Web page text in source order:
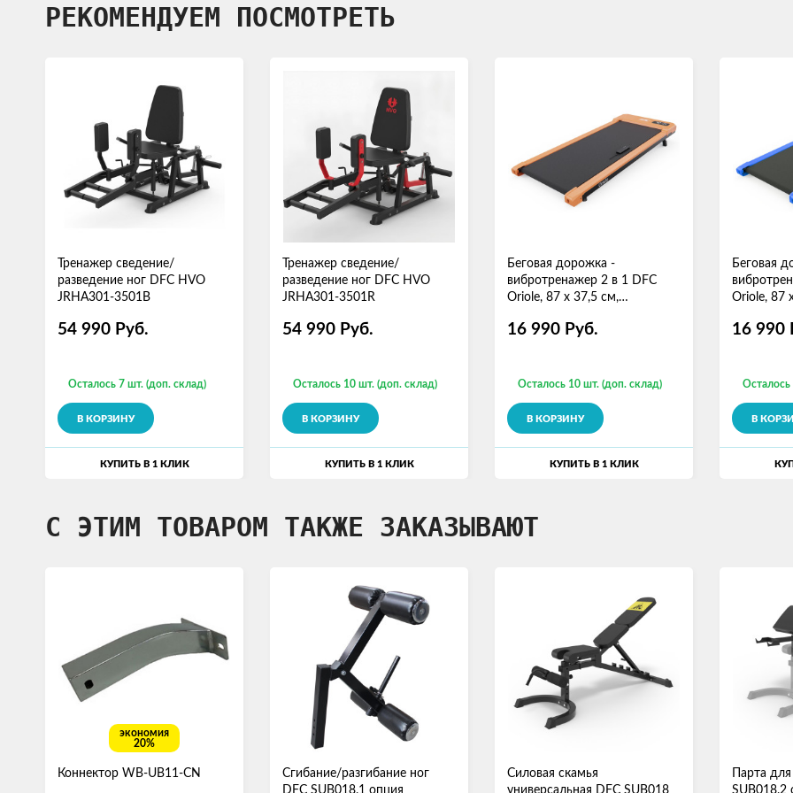
РЕКОМЕНДУЕМ ПОСМОТРЕТЬ
Тренажер сведение/
разведение ног DFC HVO
JRHA301-3501B
54 990 Руб.
Осталось 7 шт. (доп. склад)
В КОРЗИНУ
КУПИТЬ В 1 КЛИК
Тренажер сведение/
разведение ног DFC HVO
JRHA301-3501R
54 990 Руб.
Осталось 10 шт. (доп. склад)
В КОРЗИНУ
КУПИТЬ В 1 КЛИК
Беговая дорожка -
вибротренажер 2 в 1 DFC
Oriole, 87 х 37,5 см,
16 990 Руб.
Осталось 10 шт. (доп. склад)
В КОРЗИНУ
КУПИТЬ В 1 КЛИК
Беговая
Oriole, 87
16 990
Осталось
В
С ЭТИМ ТОВАРОМ ТАКЖЕ ЗАКАЗЫВАЮТ
экономия
20%
Коннектор WB-UB11-CN
Сгибание/разгибание ног
DFC SUB018.1 опция
Силовая скамья
универсальная DFC SUB018
Парта
SUB018.2